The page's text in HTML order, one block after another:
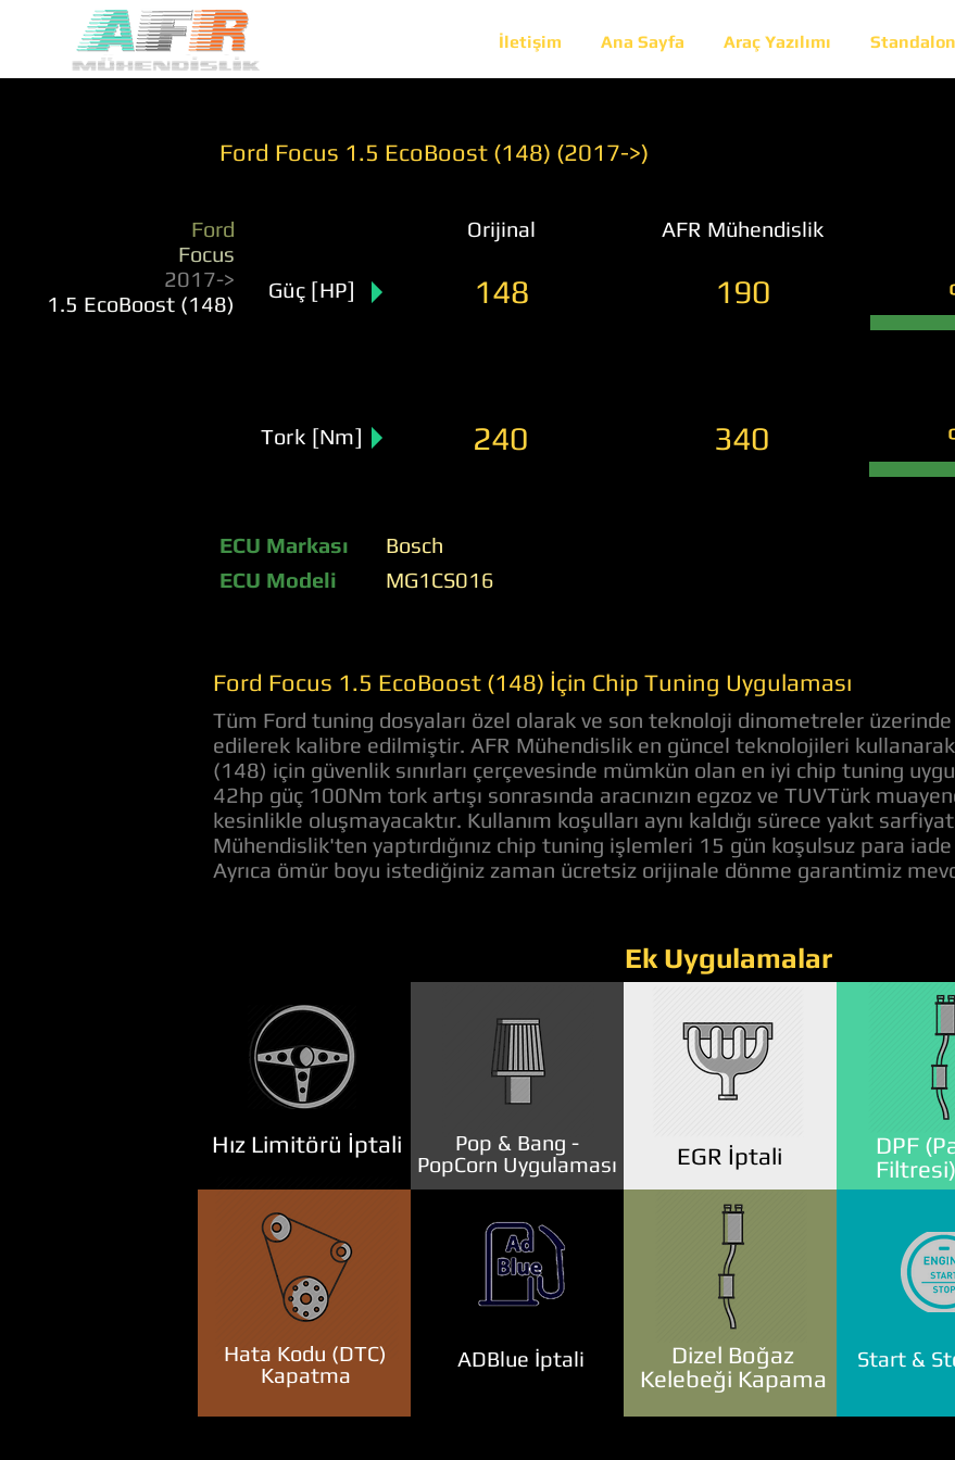
İletişim Ana Sayfa Araç Yazılımı
Ford Focus 1.5 EcoBoost (148) (2017->)
Ford
Focus
2017->
1.5 EcoBoost (148)
Orijinal AFR Mühendislik
Güç [HP] 148 190
Tork [Nm] 240 340
ECU Markası
ECU Modeli
Bosch
MG1CS016
Ford Focus 1.5 EcoBoost (148) İçin Chip Tuning Uygulaması
Tüm Ford tuning dosyaları özel olarak ve son teknoloji dinometreler
edilerek kalibre edilmiştir. AFR Mühendislik en güncel teknolojileri
(148) için güvenlik sınırları çerçevesinde mümkün olan en iyi chip tuning
42hp güç 100Nm tork artışı sonrasında aracınızın egzoz ve TUVTürk
kesinlikle oluşmayacaktır. Kullanım koşulları aynı kaldığı sürece yakıt
Mühendislik'ten yaptırdığınız chip tuning işlemleri 15 gün koşulsuz para
Ayrıca ömür boyu istediğiniz zaman ücretsiz orijinale dönme garantimiz
Ek Uygulamalar
Hız Limitörü İptali
Pop & Bang -
PopCorn Uygulaması
DPF
EGR İptali
Hata Kodu (DTC)
Kapatma
ADBlue İptali
Dizel Boğaz
Kelebeği Kapama
Start &